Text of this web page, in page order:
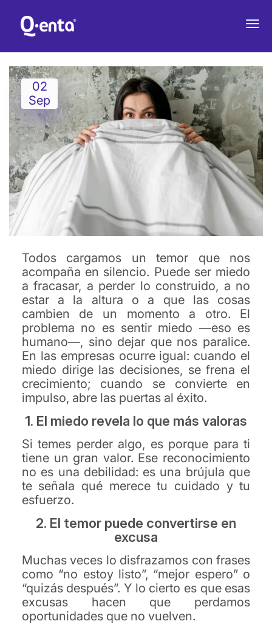
02
Sep
Todos cargamos un temor que nos
acompaña en silencio. Puede ser miedo
a fracasar, a perder lo construido, a no
estar a la altura o a que las cosas
cambien de un momento a otro. El
problema no es sentir miedo —eso es
humano—, sino dejar que nos paralice.
En las empresas ocurre igual: cuando el
miedo dirige las decisiones, se frena el
crecimiento; cuando se convierte en
impulso, abre las puertas al éxito.
1. El miedo revela lo que más valoras
Si temes perder algo, es porque para ti
tiene un gran valor. Ese reconocimiento
no es una debilidad: es una brújula que
te señala qué merece tu cuidado y tu
esfuerzo.
2. El temor puede convertirse en
excusa
Muchas veces lo disfrazamos con frases
como “no estoy listo”, “mejor espero” o
“quizás después”. Y lo cierto es que esas
excusas hacen que perdamos
oportunidades que no vuelven.